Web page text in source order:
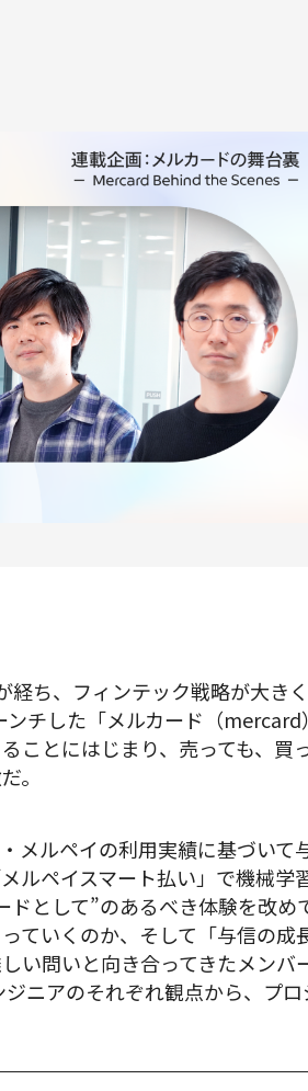
職種
エンジニアリング
エンジニアリング
コーポレートエンジニアリング
セキュリティエンジニアリング
プロ
経営・
事業開発
カスタ
募集中の求人一覧
経ち、フィンテック戦略が大き
チした「メルカード（
ことにはじまり、売っても、
。
メルペイの利用実績に基づい
ルペイスマート払い」で機械
ドとして”のあるべき体験を改
ていくのか、そして「与信の
い問いと向き合ってきたメンバ
ニアのそれぞれ観点から、プロ